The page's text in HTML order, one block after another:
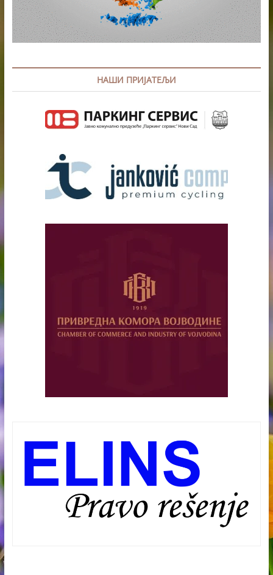
НАШИ ПРИЈАТЕЉИ